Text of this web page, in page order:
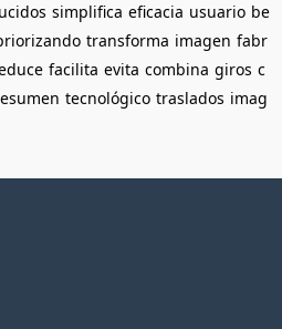
simplifica eficacia usuario be
transforma imagen fabr
facilita evita combina giros c
tecnológico traslados imag